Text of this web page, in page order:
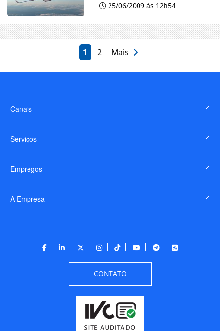
25/06/2009 às 12h54
1 2 Mais
Canais
Serviços
Empregos
A Empresa
CONTATO